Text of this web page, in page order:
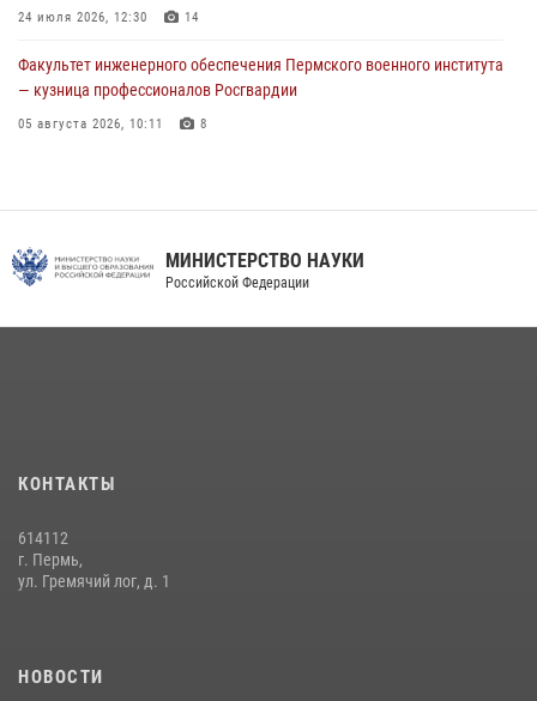
чемпионате войск национальной гвардии Российской Федерации по
07 июля 2026, 10:30 4
24 июля 2026, 12:30 14
Факультет инженерного обеспечения Пермского военного института
— кузница профессионалов Росгвардии
05 августа 2026, 10:11 8
небесного покровителя войск национальной гвардии Российской
Федерации»
МИНИСТЕРСТВО НАУКИ
Российской Федерации
КОНТАКТЫ
614112
г. Пермь,
ул. Гремячий лог, д. 1
НОВОСТИ